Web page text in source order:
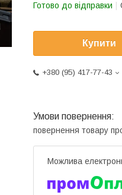
Готово до відправки
Купити
+380 (95) 417-77-43
повернення товару